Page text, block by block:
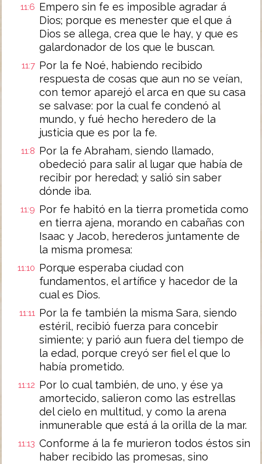
11:6 Empero sin fe es imposible agradar á
Dios; porque es menester que el que á
Dios se allega, crea que le hay, y que es
galardonador de los que le buscan.
11:7 Por la fe Noé, habiendo recibido
respuesta de cosas que aun no se veían,
con temor aparejó el arca en que su casa
se salvase: por la cual fe condenó al
mundo, y fué hecho heredero de la
justicia que es por la fe.
11:8 Por la fe Abraham, siendo llamado,
obedeció para salir al lugar que había de
recibir por heredad; y salió sin saber
dónde iba.
11:9 Por fe habitó en la tierra prometida como
en tierra ajena, morando en cabañas con
Isaac y Jacob, herederos juntamente de
la misma promesa:
11:10 Porque esperaba ciudad con
fundamentos, el artífice y hacedor de la
cual es Dios.
11:11 Por la fe también la misma Sara, siendo
estéril, recibió fuerza para concebir
simiente; y parió aun fuera del tiempo de
la edad, porque creyó ser fiel el que lo
había prometido.
11:12 Por lo cual también, de uno, y ése ya
amortecido, salieron como las estrellas
del cielo en multitud, y como la arena
inmunerable que está á la orilla de la mar.
11:13 Conforme á la fe murieron todos éstos sin
haber recibido las promesas, sino